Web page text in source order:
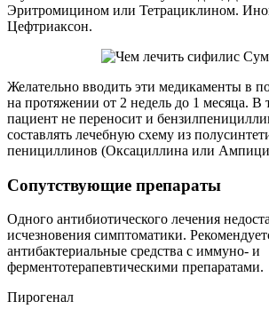
Эритромицином или Тетрациклином.
Цефтриаксон.
Желательно вводить эти медикаменты в
на протяжении от 2 недель до 1 месяца. В
пациент не переносит и
составлять лечебную схему из
пенициллинов (Оксациллина или
Сопутствующие препараты
Одного антибиотического лечения
исчезновения симптоматики.
антибактериальные средства с иммуно- и
ферментотерапевтическими препаратами.
Пирогенал